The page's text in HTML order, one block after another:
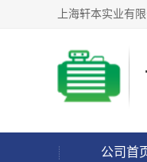
公司首